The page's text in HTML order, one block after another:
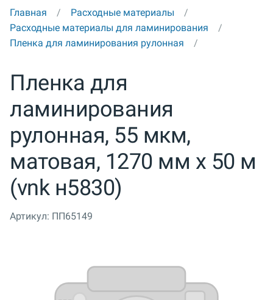
Главная
Расходные материалы
Расходные материалы для ламинирования
Пленка для ламинирования рулонная
Пленка для
ламинирования
рулонная, 55 мкм,
матовая, 1270 мм x 50 м
(vnk н5830)
Артикул: ПП65149